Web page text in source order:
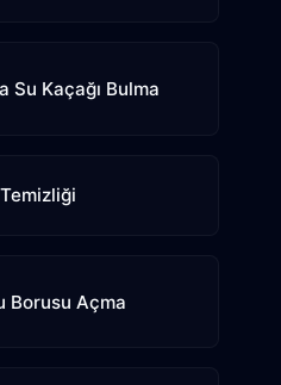
Su Kaçağı Bulma
Borusu Açma